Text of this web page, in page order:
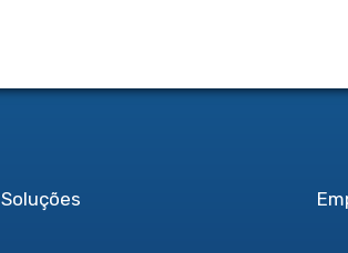
Soluções